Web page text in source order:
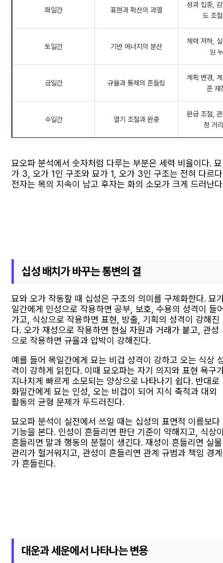
화일간 표현과 확산의 과열
성과 집중,
도 조
토일간 기반 에너지의 분산
체력 저하,
임
금일간 규율과 통제의 흔들림
계획 변경,
준 재
수일간 열기 조절과 완충
완급 조절,
정 거
묘오파 분석에서 숫자처럼 다루는 부분은 세력 비율이다. 묘
가 3, 오가 1인 구조와 묘가 1, 오가 3인 구조는 전혀 다르
전자는 목의 지속이 남고 후자는 화의 소모가 크게 드러난
십성 배치가 바꾸는 통변의 결
묘와 오가 작동할 때 십성은 구조의 의미를 구체화한다. 묘
일간에게 인성으로 작용하면 공부, 보호, 수용의 성격이 들
가고, 식상으로 작용하면 표현, 방출, 기획의 성격이 강해진
다. 오가 재성으로 작용하면 현실 자원과 거래가 붙고, 관성
으로 작용하면 규율과 압박이 강해진다.
예를 들어 목일간에게 묘는 비겁 성격이 강하고 오는 식상
격이 강하게 읽힌다. 이때 묘오파는 자기 의지와 표현 욕구
지나치게 빠르게 소모되는 양상으로 나타나기 쉽다. 반대로
화일간에게 묘는 인성, 오는 비겁이 되어 지식 축적과 대외
활동의 균형 문제가 두드러진다.
묘오파 분석이 실전에서 쓰일 때는 십성의 표면적 이름보다
기능을 본다. 인성이 흔들리면 판단 기준이 약해지고, 식상
흔들리면 말과 행동의 분절이 생긴다. 재성이 흔들리면 실물
관리가 헐거워지고, 관성이 흔들리면 관계 규범과 책임 경계
가 흔들린다.
대운과 세운에서 나타나는 변용